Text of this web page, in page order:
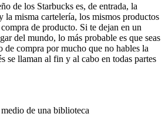
de los Starbucks es, de entrada, la
la misma cartelería, los mismos productos
de producto. Si te dejan en un
del mundo, lo más probable es que seas
de compra por mucho que no hables la
se llaman al fin y al cabo en todas partes
de una biblioteca